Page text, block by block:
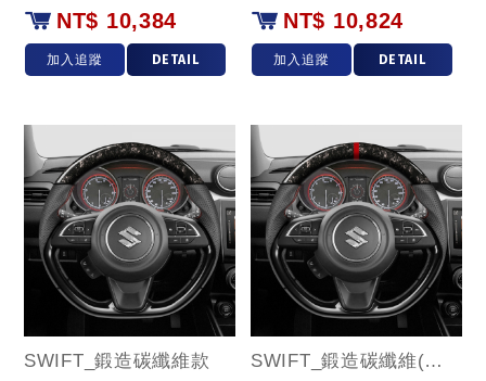
NT$ 10,384
加入追蹤 DETAIL
NT$ 10,824
加入追蹤 DETAIL
SWIFT_鍛造碳纖維款 SWIFT_鍛造碳纖維(紅環)款